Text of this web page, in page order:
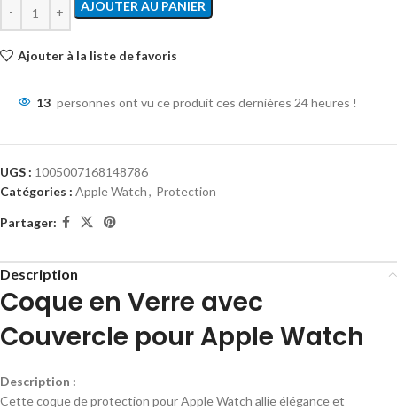
AJOUTER AU PANIER
Ajouter à la liste de favoris
13 personnes ont vu ce produit ces dernières 24 heures !
UGS : 1005007168148786
Catégories : Apple Watch, Protection
Partager:
Description
Coque en Verre avec
Couvercle pour Apple Watch
Description :
Cette coque de protection pour Apple Watch allie élégance et